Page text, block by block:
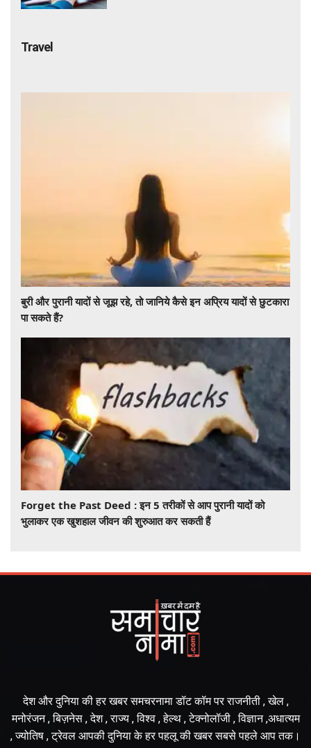
Travel
बुरी और पुरानी यादों से जूझ रहे, तो जानिये कैसे इन अप्रिय यादों से छुटकारा
पा सकते हैं?
Forget the Past Deed : इन 5 तरीकों से आप पुरानी यादों को
भुलाकर एक खुशहाल जीवन की शुरुआत कर सकती हैं
देश और दुनिया की हर खबर समचरनामा डॉट कॉम पर राजनीती , खेल ,
मनोरंजन , बिज़नेस , देश , राज्य , विश्व , हेल्थ , टेक्नोलॉजी , विज्ञान ,अधात्यम
, ज्योतिष , ट्रेवल आपकी दुनिया के हर पहलू की खबर सबसे पहले आप तक।